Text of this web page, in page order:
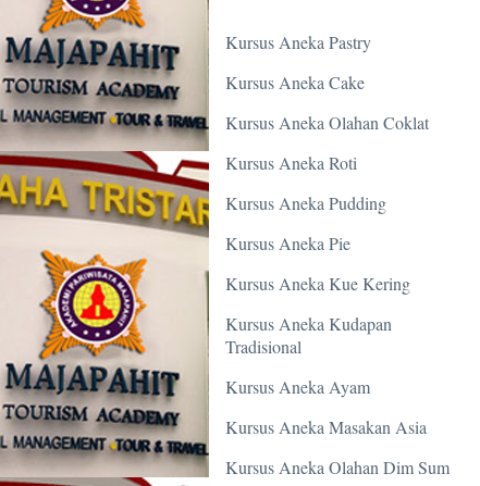
Kursus Aneka Pastry
Kursus Aneka Cake
Kursus Aneka Olahan Coklat
Kursus Aneka Roti
Kursus Aneka Pudding
Kursus Aneka Pie
Kursus Aneka Kue Kering
Kursus Aneka Kudapan
Tradisional
Kursus Aneka Ayam
Kursus Aneka Masakan Asia
Kursus Aneka Olahan Dim Sum